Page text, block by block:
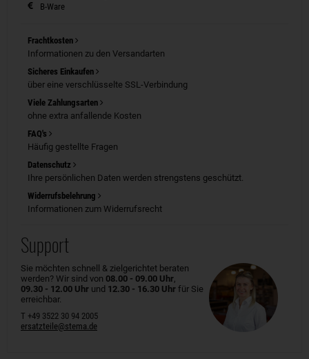
B-Ware
Frachtkosten
Informationen zu den Versandarten
Sicheres Einkaufen
über eine verschlüsselte SSL-Verbindung
Viele Zahlungsarten
ohne extra anfallende Kosten
FAQ's
Häufig gestellte Fragen
Datenschutz
Ihre persönlichen Daten werden strengstens geschützt.
Widerrufsbelehrung
Informationen zum Widerrufsrecht
Support
Sie möchten schnell & zielgerichtet beraten
werden? Wir sind von 08.00 - 09.00 Uhr,
09.30 - 12.00 Uhr und 12.30 - 16.30 Uhr für Sie
erreichbar.
T +49 3522 30 94 2005
ersatzteile@stema.de